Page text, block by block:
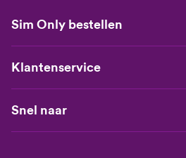
Sim Only bestellen
Klantenservice
Snel naar